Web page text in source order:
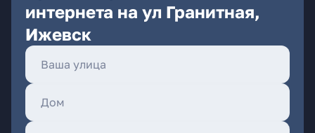
интернета на ул Гранитная,
Ижевск